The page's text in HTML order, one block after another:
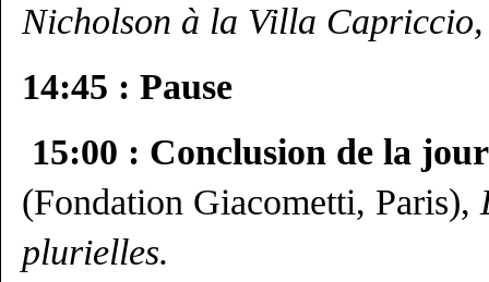
Nicholson à la Villa
14:45 : Pause
15:00 : Conclusion de la
(Fondation Giacometti, Paris),
plurielles.